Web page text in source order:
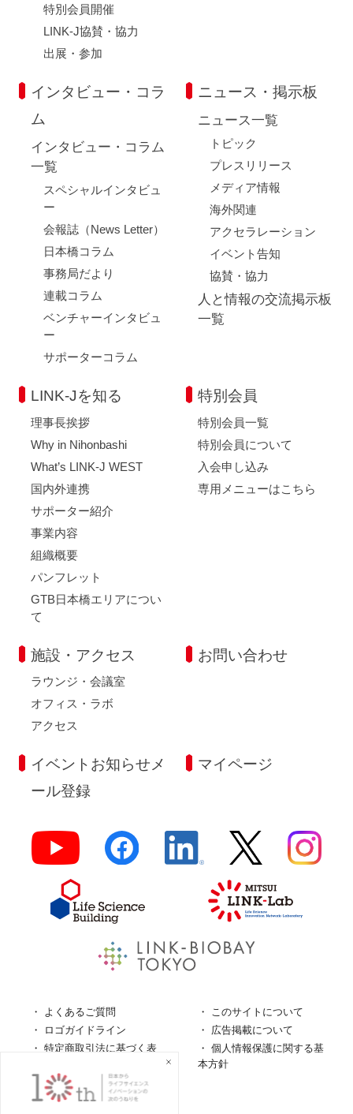
特別会員開催
LINK-J協賛・協力
出展・参加
インタビュー・コラ
ム
インタビュー・コラム
一覧
スペシャルインタビュ
ー
会報誌（News Letter）
日本橋コラム
事務局だより
連載コラム
ベンチャーインタビュ
ー
サポーターコラム
ニュース・掲示板
ニュース一覧
トピック
プレスリリース
メディア情報
海外関連
アクセラレーション
イベント告知
協賛・協力
人と情報の交流掲示板
一覧
LINK-Jを知る
理事長挨拶
Why in Nihonbashi
What’s LINK-J WEST
国内外連携
サポーター紹介
事業内容
組織概要
パンフレット
GTB日本橋エリアについ
て
特別会員
特別会員一覧
特別会員について
入会申し込み
専用メニューはこちら
施設・アクセス
ラウンジ・会議室
オフィス・ラボ
アクセス
お問い合わせ
イベントお知らせメ
ール登録
マイページ
よくあるご質問
このサイトについて
ロゴガイドライン
広告掲載について
特定商取引法に基づく表
個人情報保護に関する基
本方針
個人情報の取扱について